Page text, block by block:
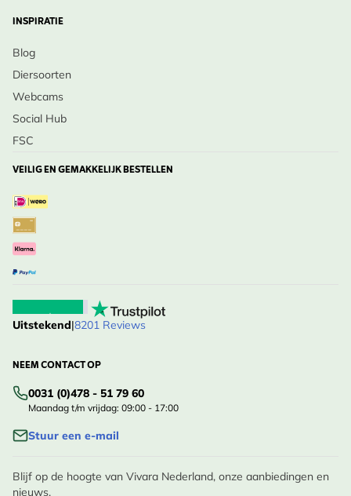
INSPIRATIE
Blog
Diersoorten
Webcams
Social Hub
FSC
VEILIG EN GEMAKKELIJK BESTELLEN
Uitstekend|8201 Reviews
NEEM CONTACT OP
0031 (0)478 - 51 79 60
Maandag t/m vrijdag: 09:00 - 17:00
Stuur een e-mail
Blijf op de hoogte van Vivara Nederland, onze aanbiedingen en
nieuws.